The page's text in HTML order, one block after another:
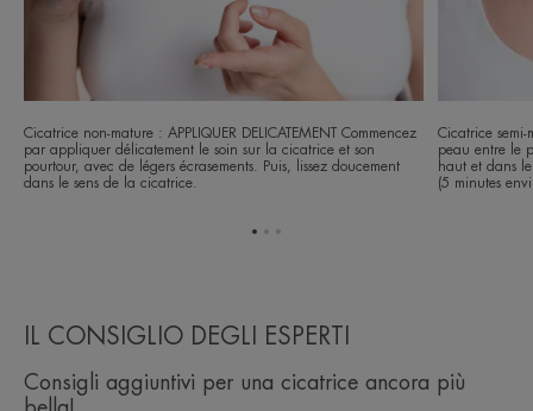
Cicatrice non-mature : APPLIQUER DELICATEMENT Commencez
par appliquer délicatement le soin sur la cicatrice et son
pourtour, avec de légers écrasements. Puis, lissez doucement
dans le sens de la cicatrice.
Cicatrice semi-
peau entre le
haut et dans
(5 minutes
IL CONSIGLIO DEGLI ESPERTI
Consigli aggiuntivi per una cicatrice ancora più